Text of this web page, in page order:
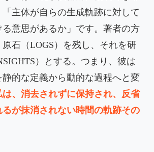
主体が自らの生成軌跡に対して
意思があるか」です。著者の方
石（LOGS）を残し、それを研
）とする。つまり、彼は
静的な定義から動的な過程へと変
は、消去されずに保持され、反省
るが抹消されない時間の軌跡その